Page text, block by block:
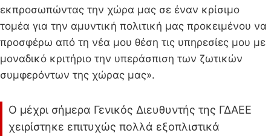
εκπροσωπώντας την χώρα μας σε έναν κρίσιμο
τομέα για την αμυντική πολιτική μας προκειμένου να
προσφέρω από τη νέα μου θέση τις υπηρεσίες μου με
μοναδικό κριτήριο την υπεράσπιση των ζωτικών
συμφερόντων της χώρας μας».
Ο μέχρι σήμερα Γενικός Διευθυντής της ΓΔΑΕΕ
χειρίστηκε επιτυχώς πολλά εξοπλιστικά